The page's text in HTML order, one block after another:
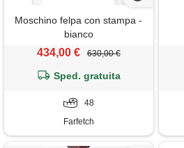
Moschino felpa con stampa -
bianco
434,00 € 630,00 €
Sped. gratuita
48
Farfetch